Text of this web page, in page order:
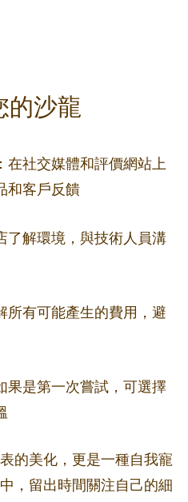
的沙龍
：在社交媒體和評價網站上
和客戶反饋
了解環境，與技術人員溝
所有可能產生的費用，避
果是第一次嘗試，可選擇
的美化，更是一種自我寵
，留出時間關注自己的細